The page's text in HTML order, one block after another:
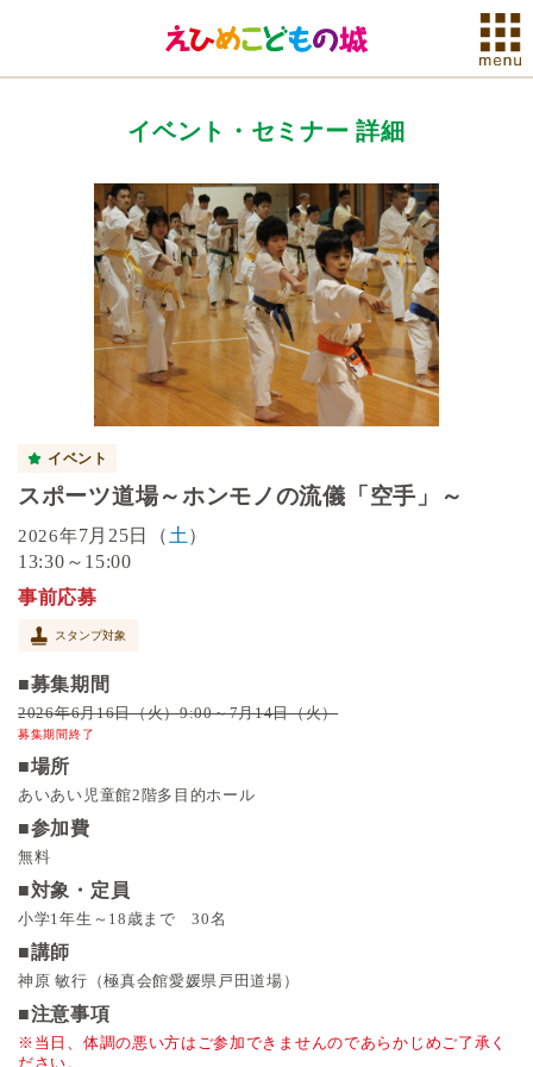
イベント・セミナー 詳細
イベント
スポーツ道場～ホンモノの流儀「空手」～
2026年7月25日（ 土 ）
13:30～15:00
事前応募
スタンプ対象
■募集期間
2026年6月16日（火）9:00～7月14日（火）
募集期間終了
■場所
あいあい児童館2階多目的ホール
■参加費
無料
■対象・定員
小学1年生～18歳まで 30名
■講師
神原 敏行（極真会館愛媛県戸田道場）
■注意事項
※当日、体調の悪い方はご参加できませんのであらかじめご了承く
ださい。